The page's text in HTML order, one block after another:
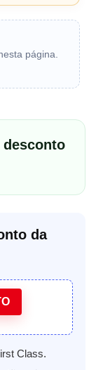
página.
da
Class.